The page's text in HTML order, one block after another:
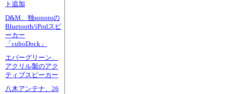
ト追加
D&M、独sonoroの
Bluetooth/iPodスピ
ーカー
「cuboDock」
エバーグリーン、
アクリル製のアク
ティブスピーカー
八木アンテナ、26